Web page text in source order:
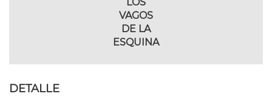
LOS
VAGOS
DE LA
ESQUINA
DETALLE